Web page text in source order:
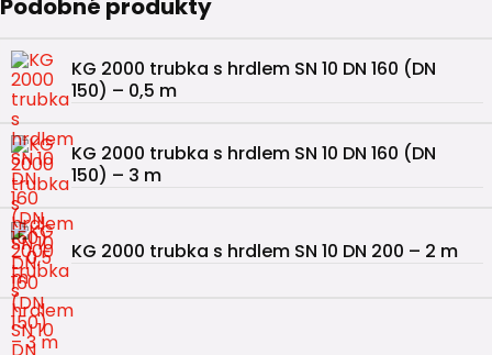
Podobné produkty
KG 2000 trubka s hrdlem SN 10 DN 160 (DN
150) – 0,5 m
KG 2000 trubka s hrdlem SN 10 DN 160 (DN
150) – 3 m
KG 2000 trubka s hrdlem SN 10 DN 200 – 2 m